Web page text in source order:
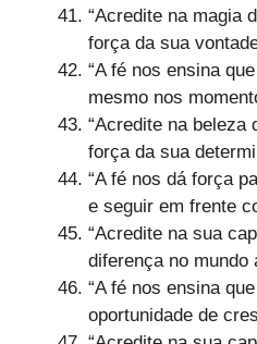
“Acredite na magia
força da sua
“A fé nos ensina
mesmo nos
“Acredite na beleza
força da sua
“A fé nos dá força
e seguir em frente
“Acredite na sua
diferença no mundo
“A fé nos ensina
oportunidade de